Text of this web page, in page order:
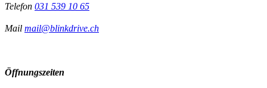
Telefon 031 539 10 65
Mail mail@blinkdrive.ch
Öffnungszeiten